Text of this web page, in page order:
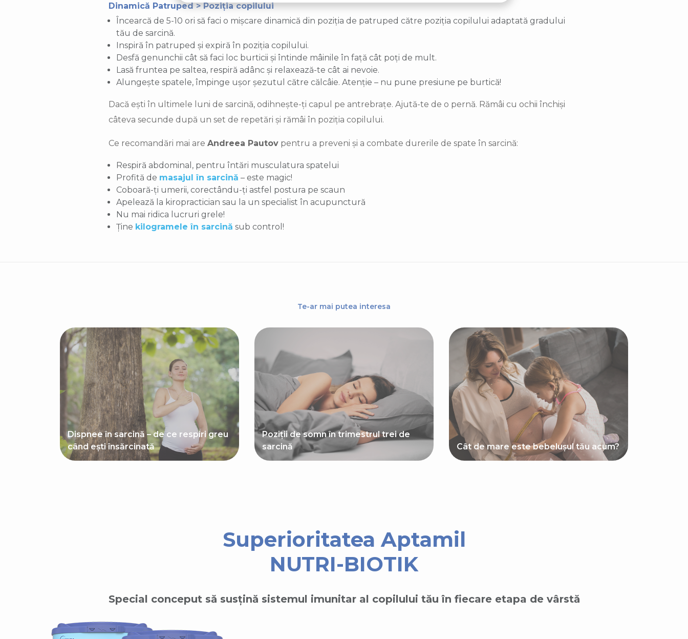
Dinamică Patruped > Poziția copilului
Încearcă de 5-10 ori să faci o mișcare dinamică din poziția de patruped către poziția copilului adaptată gradului
tău de sarcină.
Inspiră în patruped și expiră în poziția copilului.
Desfă genunchii cât să faci loc burticii și întinde mâinile în față cât poți de mult.
Lasă fruntea pe saltea, respiră adânc și relaxează-te cât ai nevoie.
Alungește spatele, împinge ușor șezutul către călcâie. Atenție – nu pune presiune pe burtică!
Dacă ești în ultimele luni de sarcină, odihnește-ți capul pe antrebrațe. Ajută-te de o pernă. Rămâi cu ochii închiși
câteva secunde după un set de repetări și rămâi în poziția copilului.
Ce recomandări mai are Andreea Pautov pentru a preveni și a combate durerile de spate în sarcină:
Respiră abdominal, pentru întări musculatura spatelui
Profită de masajul în sarcină – este magic!
Coboară-ți umerii, corectându-ți astfel postura pe scaun
Apelează la kiropractician sau la un specialist în acupunctură
Nu mai ridica lucruri grele!
Ține kilogramele în sarcină sub control!
Te-ar mai putea interesa
Dispnee în sarcină – de ce respiri greu
când ești însărcinată
Poziții de somn în trimestrul trei de
sarcină
Cât de mare este bebelușul tău acum?
Superioritatea Aptamil
NUTRI-BIOTIK
Special conceput să susțină sistemul imunitar al copilului tău în fiecare etapa de vârstă